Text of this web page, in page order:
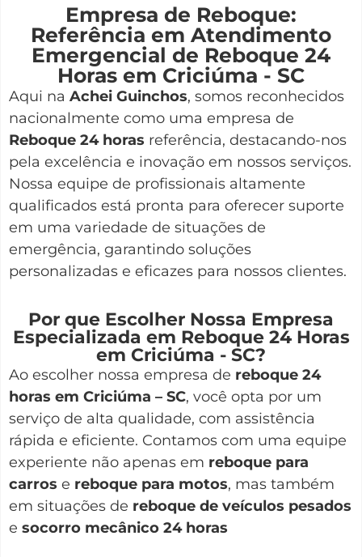
Empresa de Reboque:
Referência em Atendimento
Emergencial de Reboque 24
Horas em Criciúma - SC
Aqui na Achei Guinchos, somos reconhecidos
nacionalmente como uma empresa de
Reboque 24 horas referência, destacando-nos
pela excelência e inovação em nossos serviços.
Nossa equipe de profissionais altamente
qualificados está pronta para oferecer suporte
em uma variedade de situações de
emergência, garantindo soluções
personalizadas e eficazes para nossos clientes.
Por que Escolher Nossa Empresa
Especializada em Reboque 24 Horas
em Criciúma - SC?
Ao escolher nossa empresa de reboque 24
horas em Criciúma – SC, você opta por um
serviço de alta qualidade, com assistência
rápida e eficiente. Contamos com uma equipe
experiente não apenas em reboque para
carros e reboque para motos, mas também
em situações de reboque de veículos pesados
e socorro mecânico 24 horas